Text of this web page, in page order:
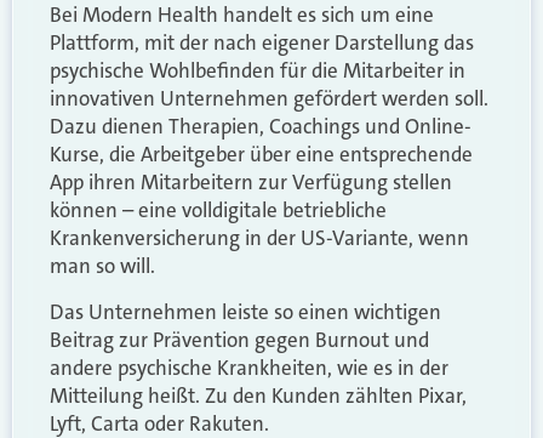
Bei Modern Health handelt es sich um eine
Plattform, mit der nach eigener Darstellung das
psychische Wohlbefinden für die Mitarbeiter in
innovativen Unternehmen gefördert werden soll.
Dazu dienen Therapien, Coachings und Online-
Kurse, die Arbeitgeber über eine entsprechende
App ihren Mitarbeitern zur Verfügung stellen
können – eine volldigitale betriebliche
Krankenversicherung in der US-Variante, wenn
man so will.
Das Unternehmen leiste so einen wichtigen
Beitrag zur Prävention gegen Burnout und
andere psychische Krankheiten, wie es in der
Mitteilung heißt. Zu den Kunden zählten Pixar,
Lyft, Carta oder Rakuten.